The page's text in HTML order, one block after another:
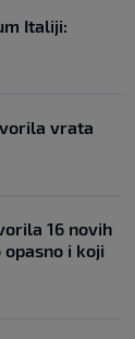
Italiji:
vrata
16 novih
i koji